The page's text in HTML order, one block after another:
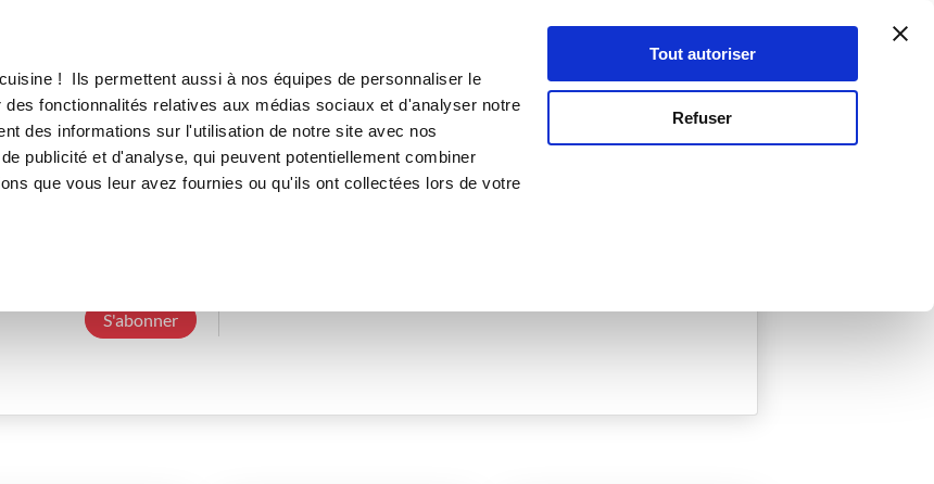
! Ils permettent aussi à nos équipes de personnaliser le
fonctionnalités relatives aux médias sociaux et d'analyser notre
des informations sur l'utilisation de notre site avec nos
publicité et d'analyse, qui peuvent potentiellement combiner
que vous leur avez fournies ou qu'ils ont collectées lors de votre
Tout autoriser
Refuser
Se connecter
nathaliep_140b
S'abonner